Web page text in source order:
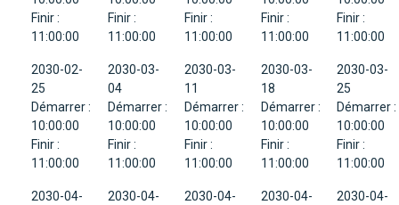
Finir :
11:00:00
Finir :
11:00:00
Finir :
11:00:00
Finir :
11:00:00
Finir :
11:00:00
2030-02-
25
Démarrer :
10:00:00
Finir :
11:00:00
2030-03-
04
Démarrer :
10:00:00
Finir :
11:00:00
2030-03-
11
Démarrer :
10:00:00
Finir :
11:00:00
2030-03-
18
Démarrer :
10:00:00
Finir :
11:00:00
2030-03-
25
Démarrer :
10:00:00
Finir :
11:00:00
2030-04-
2030-04-
2030-04-
2030-04-
2030-04-